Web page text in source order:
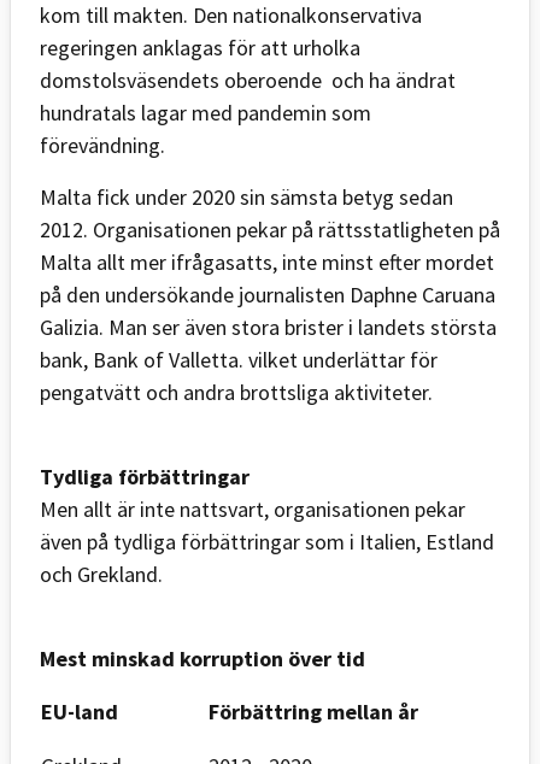
kom till makten. Den nationalkonservativa
regeringen anklagas för att urholka
domstolsväsendets oberoende och ha ändrat
hundratals lagar med pandemin som
förevändning.
Malta fick under 2020 sin sämsta betyg sedan
2012. Organisationen pekar på rättsstatligheten på
Malta allt mer ifrågasatts, inte minst efter mordet
på den undersökande journalisten Daphne Caruana
Galizia. Man ser även stora brister i landets största
bank, Bank of Valletta. vilket underlättar för
pengatvätt och andra brottsliga aktiviteter.
Tydliga förbättringar
Men allt är inte nattsvart, organisationen pekar
även på tydliga förbättringar som i Italien, Estland
och Grekland.
Mest minskad korruption över tid
EU-land
Förbättring mellan år